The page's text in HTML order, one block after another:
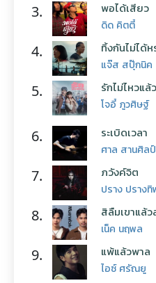
3. พอได้เสียว
ดิด คิตตี้
4. ทิ้งกันไม่ได้ห
แจ๊ส สปุ๊กนิค
5. รักไม่ไหวแล้
โจอี้ ภูวศิษฐ์
6. ระเบิดเวลา
ศาล สานศิลป์
7. ภวังค์จิต
ปราง ปราง
8. สิลืมเขาแล้ว
เน็ค นฤพล
9. แพ้แล้วพาล
ไอซ์ ศรัณยู